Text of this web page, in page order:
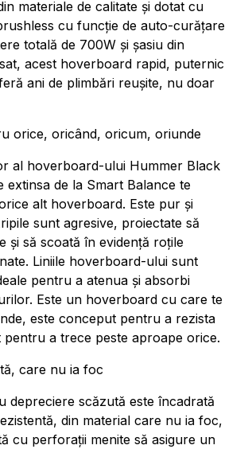
materiale de calitate și dotat cu
cu funcție de auto-curățare
totală de 700W și șasiu din
acest hoverboard rapid, puternic
ani de plimbări reușite, nu doar
orice, oricând, oricum, oriunde
al hoverboard-ului Hummer Black
extinsa de la Smart Balance te
alt hoverboard. Este pur și
sunt agresive, proiectate să
și să scoată în evidență roțile
Liniile hoverboard-ului sunt
pentru a atenua și absorbi
Este un hoverboard cu care te
este conceput pentru a rezista
pentru a trece peste aproape orice.
care nu ia foc
depreciere scăzută este încadrată
din material care nu ia foc,
cu perforații menite să asigure un